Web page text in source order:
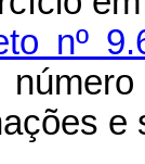
nº
e